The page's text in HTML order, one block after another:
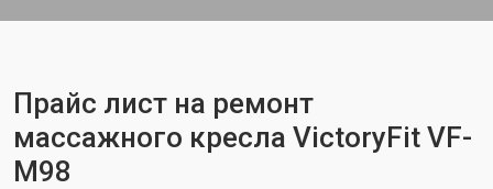
Прайс лист на ремонт
массажного кресла VictoryFit VF-
M98